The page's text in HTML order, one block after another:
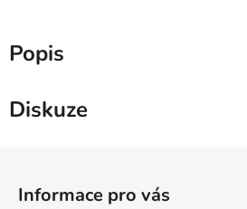
Popis
Diskuze
Informace pro vás